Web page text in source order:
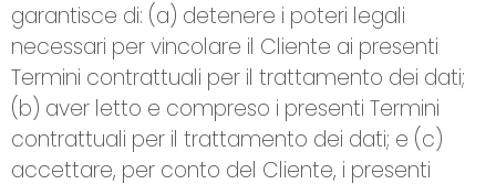
garantisce di: (a) detenere i poteri legali
necessari per vincolare il Cliente ai presenti
Termini contrattuali per il trattamento dei dati;
(b) aver letto e compreso i presenti Termini
contrattuali per il trattamento dei dati; e (c)
accettare, per conto del Cliente, i presenti